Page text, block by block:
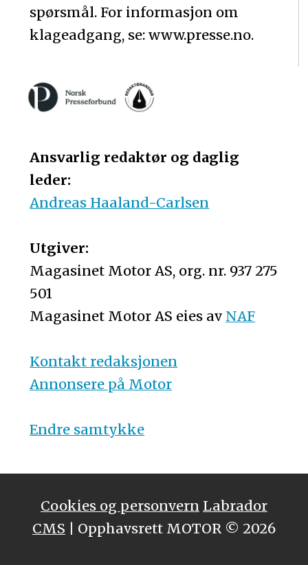
spørsmål. For informasjon om
klageadgang, se: www.presse.no.
Ansvarlig redaktør og daglig
leder:
Andreas Haaland-Carlsen
Utgiver:
Magasinet Motor AS, org. nr. 937 275
501
Magasinet Motor AS eies av NAF
Kontakt redaksjonen
Annonsere på Motor
Endre samtykke
Cookies og personvern Labrador
CMS | Opphavsrett MOTOR © 2026